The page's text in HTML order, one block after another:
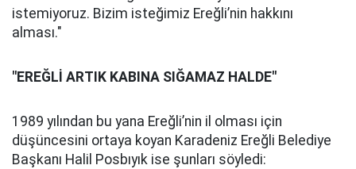
istemiyoruz. Bizim isteğimiz Ereğli’nin hakkını
alması."
"EREĞLİ ARTIK KABINA SIĞAMAZ HALDE"
1989 yılından bu yana Ereğli’nin il olması için
düşüncesini ortaya koyan Karadeniz Ereğli Belediye
Başkanı Halil Posbıyık ise şunları söyledi: